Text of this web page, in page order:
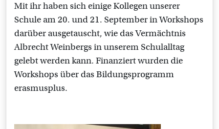
Mit ihr haben sich einige Kollegen unserer
Schule am 20. und 21. September in Workshops
darüber ausgetauscht, wie das Vermächtnis
Albrecht Weinbergs in unserem Schulalltag
gelebt werden kann. Finanziert wurden die
Workshops über das Bildungsprogramm
erasmusplus.